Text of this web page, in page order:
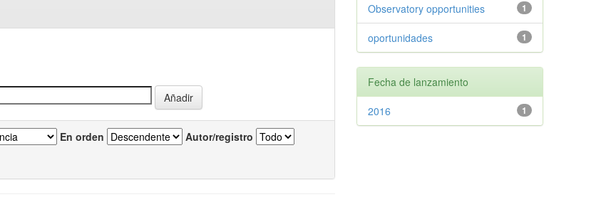
En orden Autor/registro
1
Observatory opportunities
1
oportunidades
Fecha de lanzamiento
1
2016